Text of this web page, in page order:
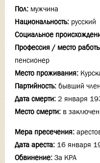
Пол: мужчина
Национальность: русский
Социальное
Профессия / место
пенсионер
Место проживания:
Партийность: бывший
Дата смерти: 2 января
Место смерти: в
Мера пресечения:
Дата ареста: 16 января
Обвинение: За КРА